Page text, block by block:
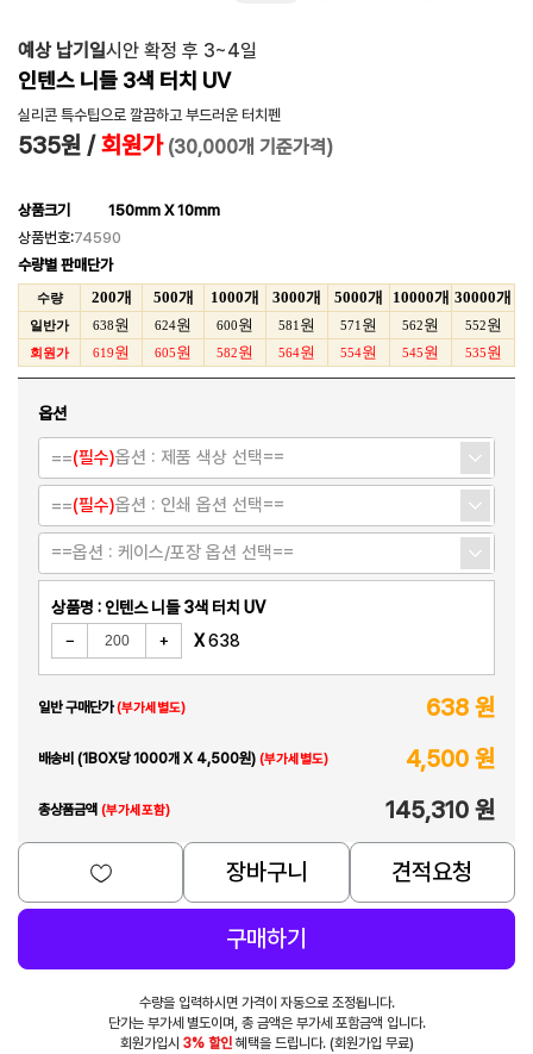
예상 납기일시안 확정 후 3~4일
인텐스 니들 3색 터치 UV
실리콘 특수팁으로 깔끔하고 부드러운 터치펜
535원 /회원가 (30,000개 기준가격)
상품크기
150mm X 10mm
상품번호:74590
수량별 판매단가
수량 200개 500개 1000개 3000개 5000개 10000개 30000개
일반가 638원 624원 600원 581 원 571 원 562원 552원
회원가 619원 605원 582원 564원 554원 545원 535원
옵션
==(필수)옵션 : 제품 색상 선택==
==(필수)옵션 : 인쇄 옵션 선택==
==옵션 : 케이스/포장 옵션 선택==
상품명 : 인텐스 니들 3색 터치 UV
X638
일반 구매단가(부가세별도) 638 원
배송비 (1BOX당 1000개 X 4,500원) (부가세별도) 4,500 원
총상품금액 (부가세포함) 145,310 원
장바구니 견적요청
구매하기
수량을 입력하시면 가격이 자동으로 조정됩니다.
단가는 부가세 별도이며, 총 금액은 부가세 포함금액 입니다.
회원가입시 3% 할인혜택을 드립니다. (회원가입 무료)